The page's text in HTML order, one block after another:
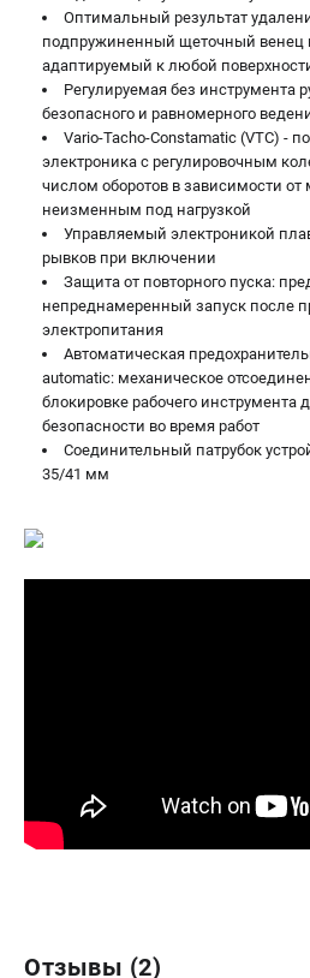
Оптимальный результат
подпружиненный щеточный венец
адаптируемый к любой
Регулируемая без инструмента
безопасного и равномерного
Vario-Tacho-Constamatic (VTC) -
электроника с регулировочным
числом оборотов в зависимости
неизменным под нагрузкой
Управляемый электроникой
рывков при включении
Защита от повторного пуска:
непреднамеренный запуск после
электропитания
Автоматическая
automatic: механическое
блокировке рабочего инструмента
безопасности во время работ
Соединительный патрубок
35/41 мм
Отзывы (2)